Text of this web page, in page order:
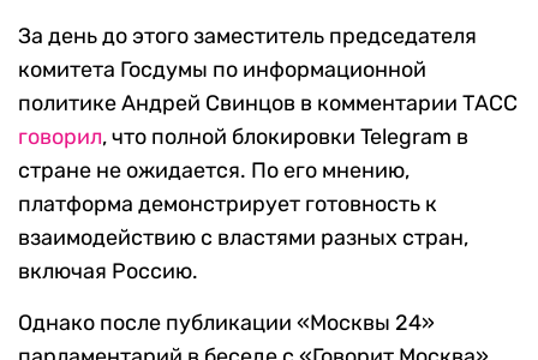
За день до этого заместитель председателя
комитета Госдумы по информационной
политике Андрей Свинцов в комментарии ТАСС
говорил, что полной блокировки Telegram в
стране не ожидается. По его мнению,
платформа демонстрирует готовность к
взаимодействию с властями разных стран,
включая Россию.
Однако после публикации «Москвы 24»